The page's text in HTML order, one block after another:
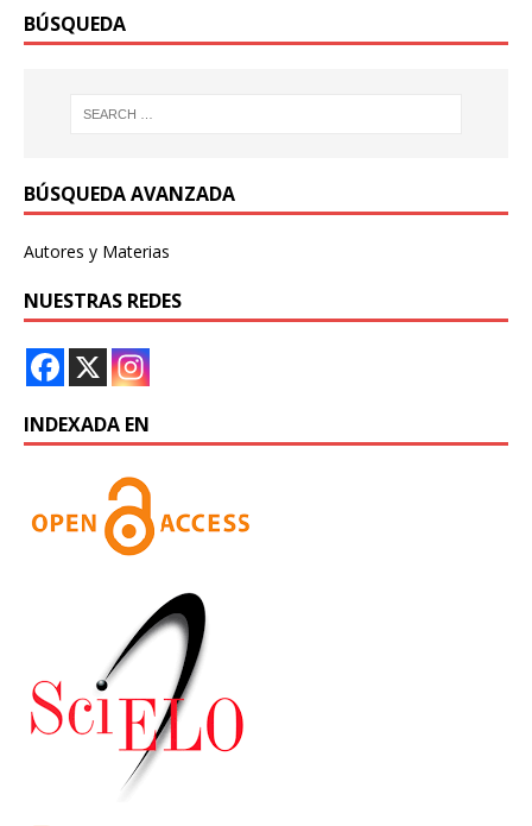
BÚSQUEDA
BÚSQUEDA AVANZADA
Autores y Materias
NUESTRAS REDES
INDEXADA EN